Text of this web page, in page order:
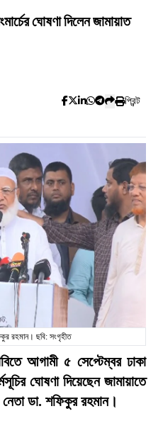
ঘোষণা দিলেন জামায়াত
প্রিন্ট
রহমান। ছবি: সংগৃহীত
আগামী ৫ সেপ্টেম্বর ঢাকা
ঘোষণা দিয়েছেন জামায়াতে
ডা. শফিকুর রহমান।